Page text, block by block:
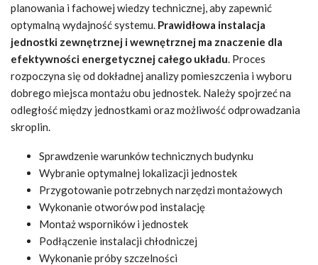
planowania i fachowej wiedzy technicznej, aby zapewnić
optymalną wydajność systemu. Prawidłowa instalacja
jednostki zewnętrznej i wewnętrznej ma znaczenie dla
efektywności energetycznej całego układu. Proces
rozpoczyna się od dokładnej analizy pomieszczenia i wyboru
dobrego miejsca montażu obu jednostek. Należy spojrzeć na
odległość między jednostkami oraz możliwość odprowadzania
skroplin.
Sprawdzenie warunków technicznych budynku
Wybranie optymalnej lokalizacji jednostek
Przygotowanie potrzebnych narzędzi montażowych
Wykonanie otworów pod instalację
Montaż wsporników i jednostek
Podłączenie instalacji chłodniczej
Wykonanie próby szczelności